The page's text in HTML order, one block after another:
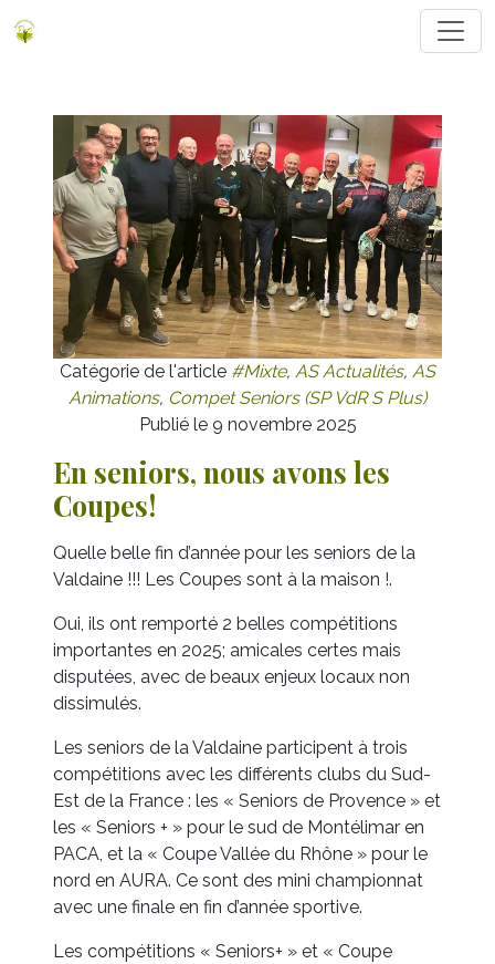
Catégorie de l'article #Mixte, AS Actualités, AS
Animations, Compet Seniors (SP VdR S Plus)
Publié le 9 novembre 2025
En seniors, nous avons les
Coupes!
Quelle belle fin d’année pour les seniors de la
Valdaine !!! Les Coupes sont à la maison !.
Oui, ils ont remporté 2 belles compétitions
importantes en 2025; amicales certes mais
disputées, avec de beaux enjeux locaux non
dissimulés.
Les seniors de la Valdaine participent à trois
compétitions avec les différents clubs du Sud-
Est de la France : les « Seniors de Provence » et
les « Seniors + » pour le sud de Montélimar en
PACA, et la « Coupe Vallée du Rhône » pour le
nord en AURA. Ce sont des mini championnat
avec une finale en fin d’année sportive.
Les compétitions « Seniors+ » et « Coupe